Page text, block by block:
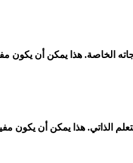
الخاصة. هذا يمكن أن
الذاتي. هذا يمكن أن